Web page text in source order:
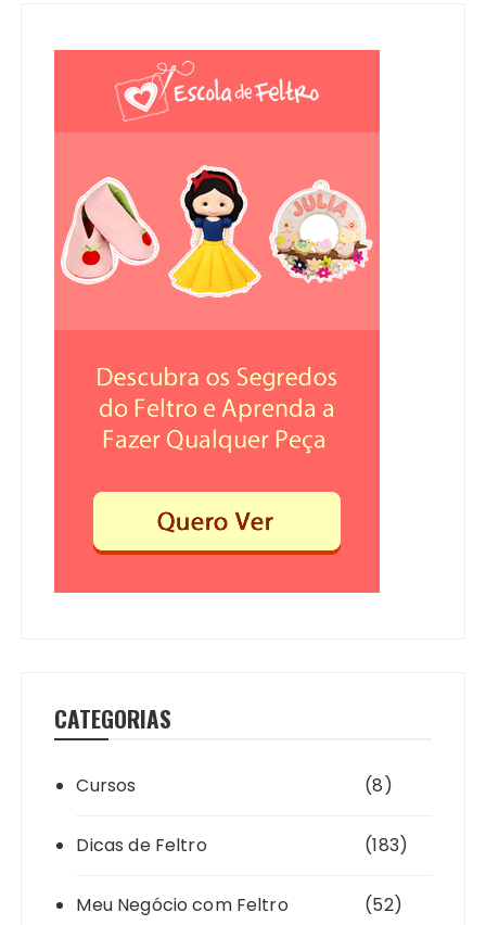
CATEGORIAS
Cursos (8)
Dicas de Feltro (183)
Meu Negócio com Feltro (52)